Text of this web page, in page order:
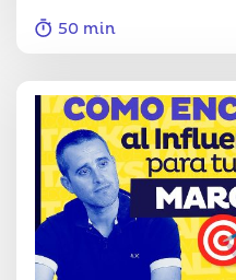
50 min